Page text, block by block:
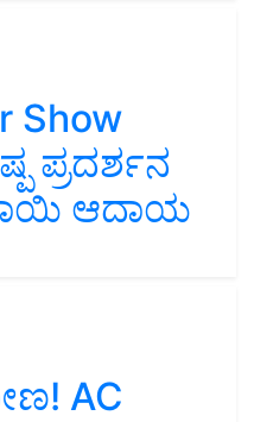
Show
ಪ್ರದರ್ಶನ
ಆದಾಯ
AC